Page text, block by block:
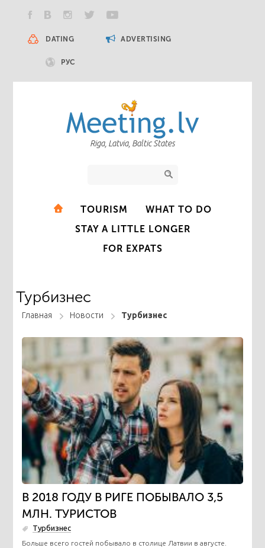
DATING ADVERTISING
РУС
Riga, Latvia, Baltic States
TOURISM
WHAT TO DO
STAY A LITTLE LONGER
FOR EXPATS
Турбизнес
Главная Новости Турбизнес
В 2018 ГОДУ В РИГЕ ПОБЫВАЛО 3,5
МЛН. ТУРИСТОВ
Турбизнес
Больше всего гостей побывало в столице Латвии в августе.